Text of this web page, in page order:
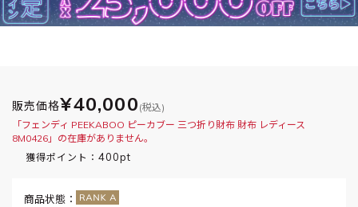
販売価格¥40,000 (税込)
「フェンディ PEEKABOO ピーカブー 三つ折り財布 財布 レディース
8M0426」の在庫がありません。
獲得ポイント： 400pt
商品状態：